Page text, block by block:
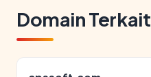
Domain Terkait